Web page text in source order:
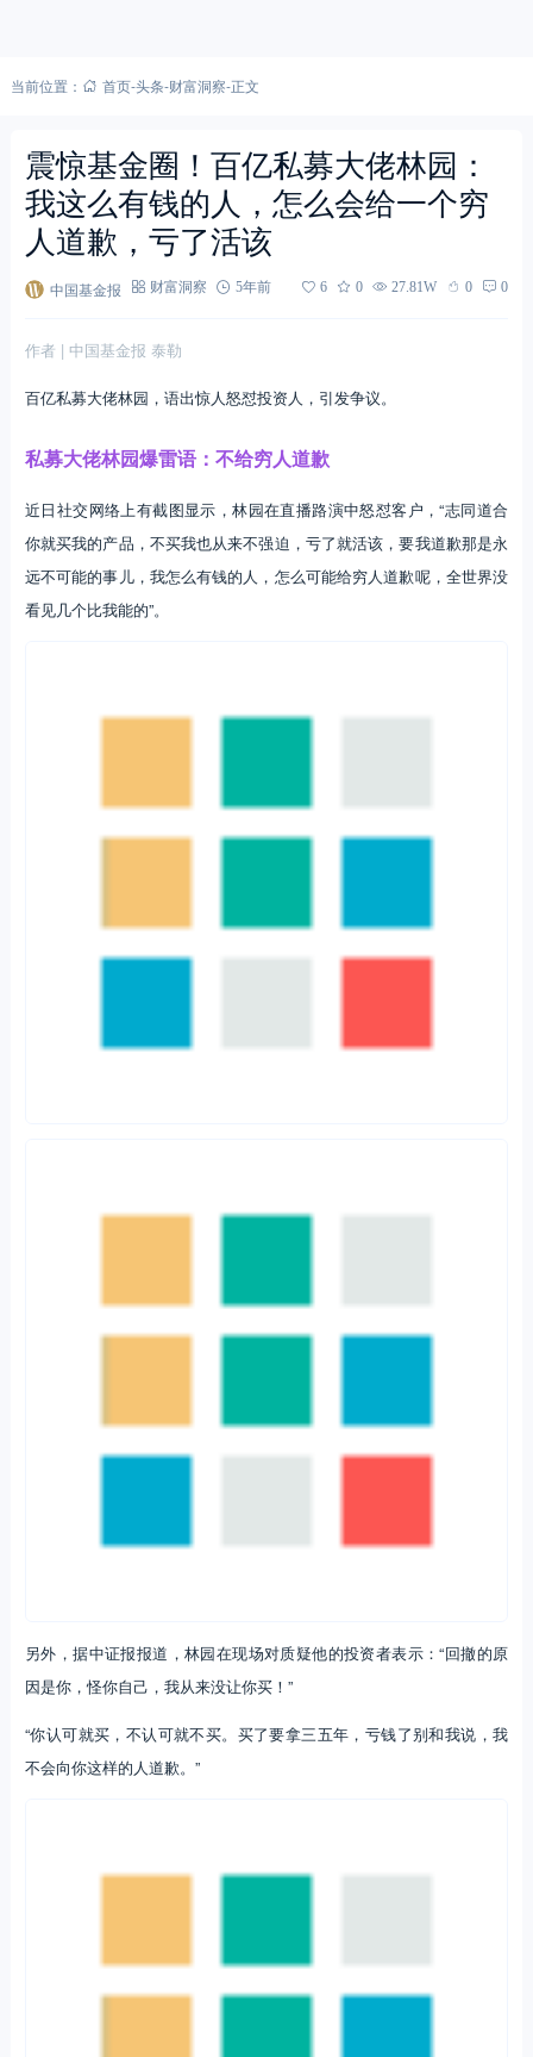
当前位置： 首页-头条-财富洞察-正文
震惊基金圈！百亿私募大佬林园：
我这么有钱的人，怎么会给一个穷
人道歉，亏了活该
中国基金报 财富洞察 5年前 6 0 27.81W 0 0
作者 | 中国基金报 泰勒
百亿私募大佬林园，语出惊人怒怼投资人，引发争议。
私募大佬林园爆雷语：不给穷人道歉
近日社交网络上有截图显示，林园在直播路演中怒怼客户，“志同道合
你就买我的产品，不买我也从来不强迫，亏了就活该，要我道歉那是永
远不可能的事儿，我怎么有钱的人，怎么可能给穷人道歉呢，全世界没
看见几个比我能的”。
另外，据中证报报道，林园在现场对质疑他的投资者表示：“回撤的原
因是你，怪你自己，我从来没让你买！”
“你认可就买，不认可就不买。买了要拿三五年，亏钱了别和我说，我
不会向你这样的人道歉。”